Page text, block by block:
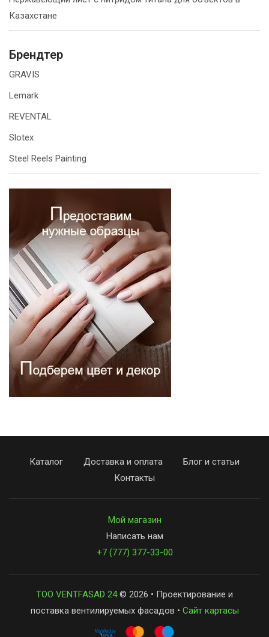
Казахстане
Брендтер
GRAVIS
Lemark
REVENTAL
Slotex
Steel Reels Painting
Каталог Доставка и оплата
Блог и статьи
Контакты
Мой магазин
Написать нам
+7 (777) 377-33-00
ТОО VENTFASAD 24© 2026 • Проектирование и
поставка вентилируемых фасадов • Сайт картасы